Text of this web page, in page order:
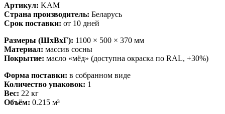
Артикул: KAM
Страна производитель: Беларусь
Срок поставки: от 10 дней
Размеры (ШхВхГ): 1100 × 500 × 370 мм
Материал: массив сосны
Покрытие: масло «мёд» (доступна окраска по RAL, +30%)
Форма поставки: в собранном виде
Количество упаковок: 1
Вес: 22 кг
Объём: 0.215 м³